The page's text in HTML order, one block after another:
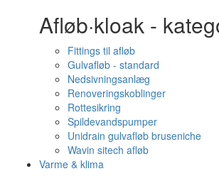
Afløb·kloak -
Fittings til afløb
Gulvafløb - standard
Nedsivningsanlæg
Renoveringskoblinger
Rottesikring
Spildevandspumper
Unidrain gulvafløb bruseniche
Wavin sitech afløb
Varme & klima